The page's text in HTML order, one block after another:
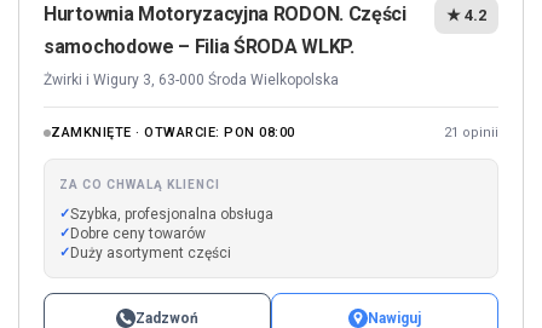
Hurtownia Motoryzacyjna RODON. Części
samochodowe – Filia ŚRODA WLKP.
Żwirki i Wigury 3, 63-000 Środa Wielkopolska
★ 4.2
ZAMKNIĘTE · OTWARCIE: PON 08:00 21 opinii
ZA CO CHWALĄ KLIENCI
Szybka, profesjonalna obsługa
Dobre ceny towarów
Duży asortyment części
Zadzwoń Nawiguj